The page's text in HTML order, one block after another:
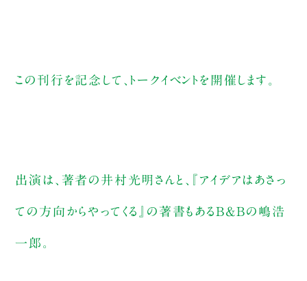
この刊行を記念して、トークイベントを開催します。
出演は、著者の井村光明さんと、『アイデアはあさっ
ての方向からやってくる』の著書もあるB&Bの嶋浩
一郎。